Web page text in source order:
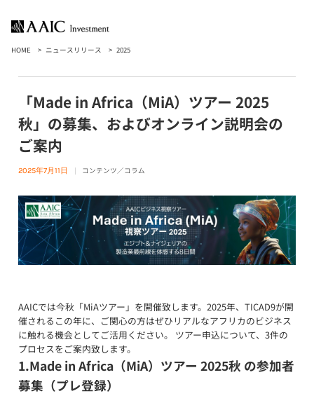
HOME ニュースリリース 2025
「Made in Africa（MiA）ツアー 2025
秋」の募集、およびオンライン説明会の
ご案内
2025年7月11日 コンテンツ／コラム
AAICでは今秋「MiAツアー」を開催致します。2025年、TICAD9が開
催されるこの年に、ご関心の方はぜひリアルなアフリカのビジネス
に触れる機会としてご活用ください。 ツアー申込について、3件の
プロセスをご案内致します。
1.Made in Africa（MiA）ツアー 2025秋 の参加者
募集（プレ登録）